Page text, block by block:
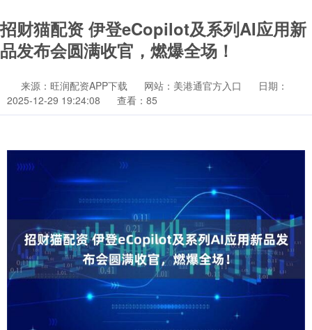
招财猫配资 伊登eCopilot及系列AI应用新
品发布会圆满收官，燃爆全场！
来源：旺润配资APP下载 网站：美港通官方入口
日期：
2025-12-29 19:24:08
查看：85